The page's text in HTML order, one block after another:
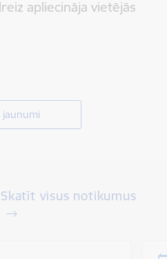
apliecināja vietējās
jaunumi
Skatīt visus notikumus